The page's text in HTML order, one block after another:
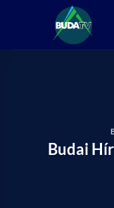
Budai